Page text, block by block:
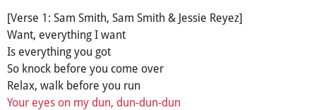
[Verse 1: Sam Smith, Sam Smith & Jessie Reyez]
Want, everything I want
Is everything you got
So knock before you come over
Relax, walk before you run
Your eyes on my dun, dun-dun-dun